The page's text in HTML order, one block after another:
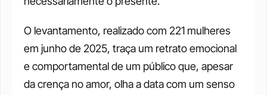
O levantamento, realizado com 221 mulheres
em junho de 2025, traça um retrato emocional
e comportamental de um público que, apesar
da crença no amor, olha a data com um senso